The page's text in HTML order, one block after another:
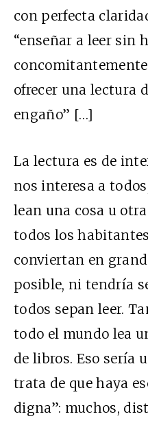
con perfecta
“enseñar a leer sin
ofrecer una lectura
engaño” […]
La lectura es de
nos interesa a
lean una cosa u
todos los
conviertan en
posible, ni tendría
todos sepan leer.
todo el mundo lea
de libros. Eso sería
trata de que haya
digna”: muchos,